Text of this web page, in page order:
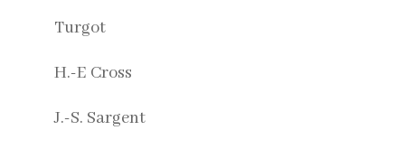
Turgot
H.-E Cross
J.-S. Sargent